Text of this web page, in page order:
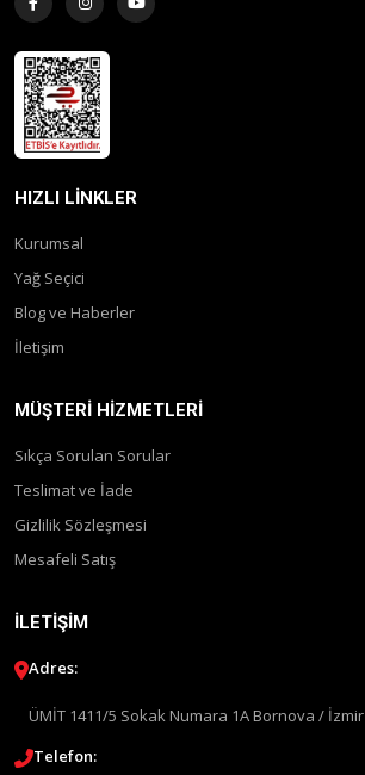
HIZLI LINKLER
Kurumsal
Yağ Seçici
Blog ve Haberler
İletişim
MÜŞTERI HIZMETLERI
Sıkça Sorulan Sorular
Teslimat ve İade
Gizlilik Sözleşmesi
Mesafeli Satış
İLETIŞIM
Adres:
ÜMİT 1411/5 Sokak Numara 1A Bornova / İzmir
Telefon: